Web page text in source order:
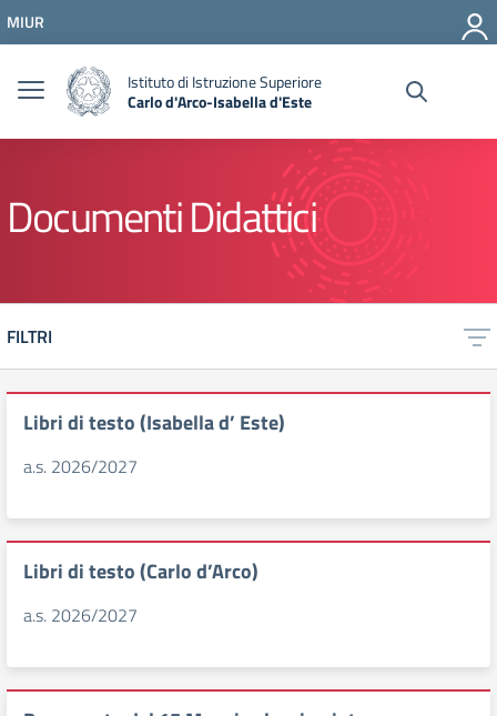
Vai al menu di navigazione
Vai al footer
MIUR
Istituto di Istruzione Superiore
Carlo d'Arco-Isabella d'Este
Documenti Didattici
FILTRI
Libri di testo (Isabella d’ Este)
a.s. 2026/2027
Libri di testo (Carlo d’Arco)
a.s. 2026/2027